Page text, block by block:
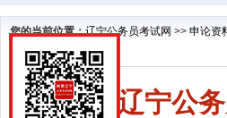
您的当前位置：辽宁公务员考试网 >> 申论资
2024辽宁公